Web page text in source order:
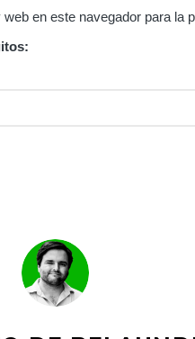
en este navegador para la